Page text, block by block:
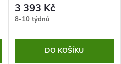
3 393 Kč
8-10 týdnů
DO KOŠÍKU